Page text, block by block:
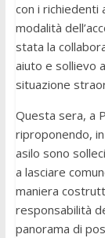
con i richiedenti
modalità
stata la
aiuto e sollievo
situazione
Questa sera, a
riproponendo,
asilo sono
a lasciare
maniera
responsabilità
panorama di